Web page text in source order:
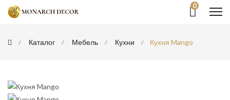
0
Каталог Мебель Кухни Кухня Mango